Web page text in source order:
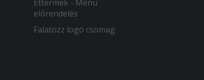
Éttermek - Menü
előrendelés
Falatozz logó csomag